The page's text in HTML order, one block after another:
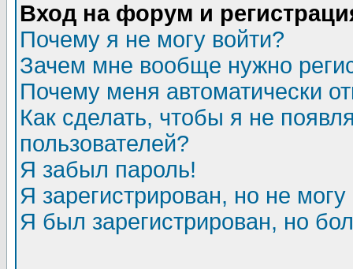
Вход на форум и
Почему я не могу войти?
Зачем мне вообще нужно
Почему меня автоматически
Как сделать, чтобы я не
пользователей?
Я забыл пароль!
Я зарегистрирован, но не могу
Я был зарегистрирован, но